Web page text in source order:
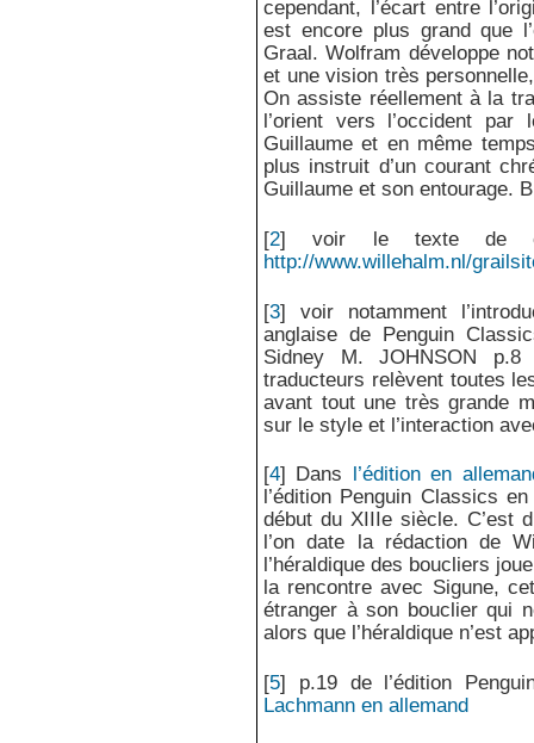
cependant, l’écart entre
est encore plus grand que
Graal. Wolfram développe
et une vision très
On assiste réellement à la
l’orient vers l’occident
Guillaume et en même
plus instruit d’un courant
Guillaume et son entourage.
[2]voir le texte de
http://www.willehalm.nl/
[3]voir notamment
anglaise de Penguin
Sidney M. JOHNSON
traducteurs relèvent toutes
avant tout une très grande
sur le style et l’interaction
[4] Dans
l’édition en
l’édition Penguin Classics
début du XIIIe siècle. C’est
l’on date la rédaction de
l’héraldique des boucliers
la rencontre avec Sigune,
étranger à son bouclier qui
alors que l’héraldique n’est
[5] p.19 de l’édition
Lachmann en allemand